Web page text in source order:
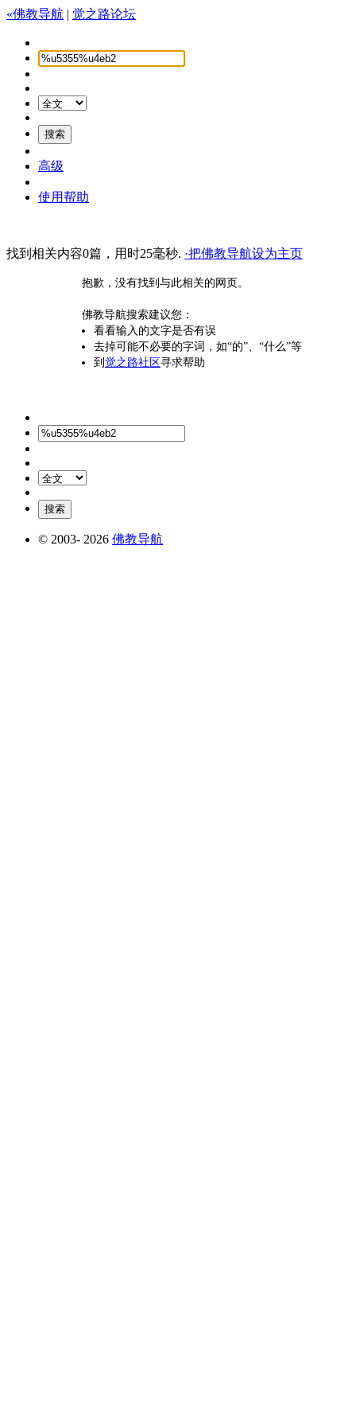
«佛教导航 | 觉之路论坛
高级
使用帮助
找到相关内容0篇，用时25毫秒. ·把佛教导航设为主页
抱歉，没有找到与此相关的网页。
佛教导航搜索建议您：
看看输入的文字是否有误
去掉可能不必要的字词，如“的”、“什么”等
到 觉之路社区寻求帮助
© 2003- 2026 佛教导航